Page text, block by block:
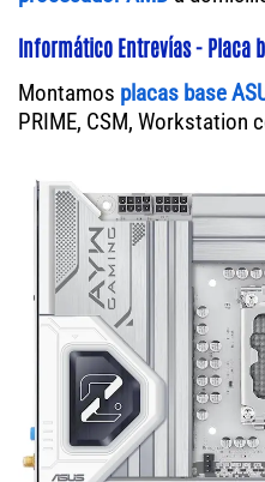
Informático Entrevías - Placa
Montamos placas base
PRIME, CSM, Workstation